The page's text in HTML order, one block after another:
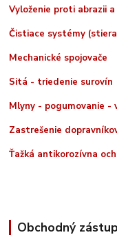
Vyloženie proti abrazii
Čistiace systémy
Mechanické spojovače
Sitá - triedenie surovín
Mlyny - pogumovanie -
Zastrešenie
Ťažká antikorozívna
Obchodný